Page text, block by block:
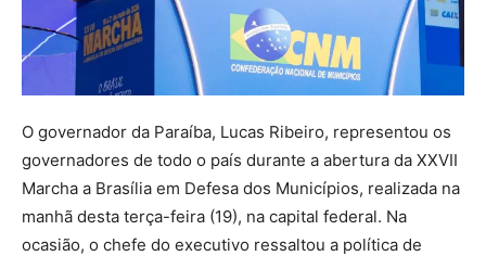
O governador da Paraíba, Lucas Ribeiro, representou os
governadores de todo o país durante a abertura da XXVII
Marcha a Brasília em Defesa dos Municípios, realizada na
manhã desta terça-feira (19), na capital federal. Na
ocasião, o chefe do executivo ressaltou a política de